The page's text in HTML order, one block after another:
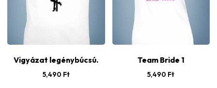
Vigyázat legénybúcsú.
5,490 Ft
Team Bride 1
5,490 Ft